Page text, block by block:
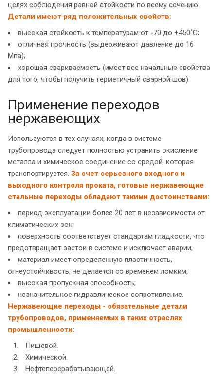
целях соблюдения равной стойкости по всему сечению.
Детали имеют ряд положительных свойств:
высокая стойкость к температурам от -70 до +450˚С;
отличная прочность (выдерживают давление до 16
Мпа);
хорошая свариваемость (имеет все начальные свойства
для того, чтобы получить герметичный сварной шов).
Применение переходов
нержавеющих
Используются в тех случаях, когда в системе
трубопровода следует полностью устранить окисление
металла и химическое соединение со средой, которая
транспортируется. За счет серьезного входного и
выходного контроля проката, готовые нержавеющие
стальные переходы обладают такими достоинствами:
период эксплуатации более 20 лет в независимости от
климатических зон;
поверхность соответствует стандартам гладкости, что
предотвращает застои в системе и исключает аварии;
материал имеет определенную пластичность,
огнеустойчивость, не делается со временем ломким;
высокая пропускная способность;
незначительное гидравлическое сопротивление.
Нержавеющие переходы - обязательные детали
трубопроводов, применяемых в таких отраслях
промышленности:
Пищевой.
Химической.
Нефтеперерабатывающей.